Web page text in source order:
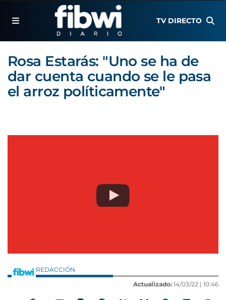
TV DIRECTO
Rosa Estarás: "Uno se ha de
dar cuenta cuando se le pasa
el arroz políticamente"
REDACCIÓN
Actualizado: 14/03/22 | 10:46